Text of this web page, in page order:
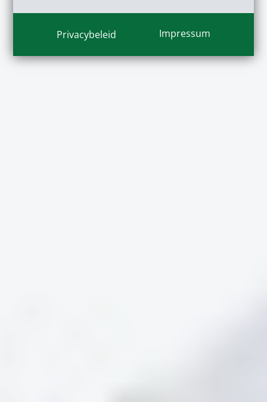
Privacybeleid Impressum